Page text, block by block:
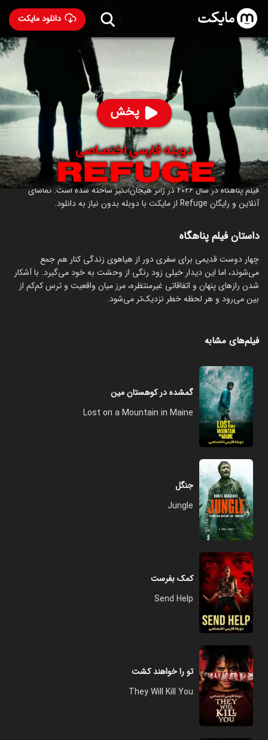
دانلود مایکت
پخش
فیلم پناهگاه با دوبله فارسی
۴۰
ساخت آمریکا سال 2026 رده سنی ۱۸+
درباره فیلم پناهگاه
فیلم پناهگاه در سال 2026 در ژانر هیجان‌انگیز ساخته شده است. تماشای
آنلاین و رایگان Refuge از مایکت با دوبله بدون نیاز به دانلود.
داستان فیلم پناهگاه
‏چهار دوست قدیمی برای سفری دور از هیاهوی زندگی کنار هم جمع
می‌شوند، اما این دیدار خیلی زود رنگی از وحشت به خود می‌گیرد. با آشکار
شدن رازهای پنهان و اتفاقاتی غیرمنتظره، مرز میان واقعیت و ترس کم‌کم از
بین می‌رود و هر لحظه خطر نزدیک‌تر می‌شود.
فیلم‌های مشابه
گمشده در کوهستان مین
Lost on a Mountain in Maine
جنگل
Jungle
کمک بفرست
Send Help
تو را خواهند کشت
They Will Kill You